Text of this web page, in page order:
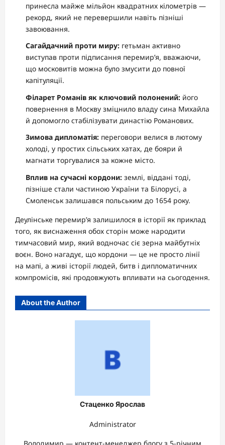
принесла майже мільйон квадратних кілометрів —
рекорд, який не перевершили навіть пізніші
завоювання.
Сагайдачний проти миру: гетьман активно
виступав проти підписання перемир’я, вважаючи,
що московитів можна було змусити до повної
капітуляції.
Філарет Романів як ключовий полонений: його
повернення в Москву зміцнило владу сина Михайла
й допомогло стабілізувати династію Романових.
Зимова дипломатія: переговори велися в лютому
холоді, у простих сільських хатах, де бояри й
магнати торгувалися за кожне місто.
Вплив на сучасні кордони: землі, віддані тоді,
пізніше стали частиною України та Білорусі, а
Смоленськ залишався польським до 1654 року.
Деулінське перемир’я залишилося в історії як приклад
того, як виснаження обох сторін може народити
тимчасовий мир, який водночас сіє зерна майбутніх
воєн. Воно нагадує, що кордони — це не просто лінії
на мапі, а живі історії людей, битв і дипломатичних
компромісів, які продовжують впливати на сьогодення.
About the Author
Стаценко Ярослав
Administrator